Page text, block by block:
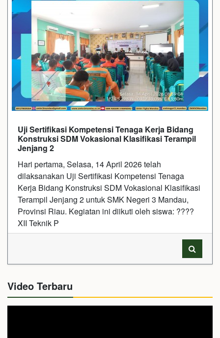
Uji Sertifikasi Kompetensi Tenaga Kerja Bidang
Konstruksi SDM Vokasional Klasifikasi Terampil
Jenjang 2
Hari pertama, Selasa, 14 April 2026 telah
dilaksanakan Uji Sertifikasi Kompetensi Tenaga
Kerja Bidang Konstruksi SDM Vokasional Klasifikasi
Terampil Jenjang 2 untuk SMK Negeri 3 Mandau,
Provinsi Riau. Kegiatan ini diikuti oleh siswa: ????
XII Teknik P
Video Terbaru